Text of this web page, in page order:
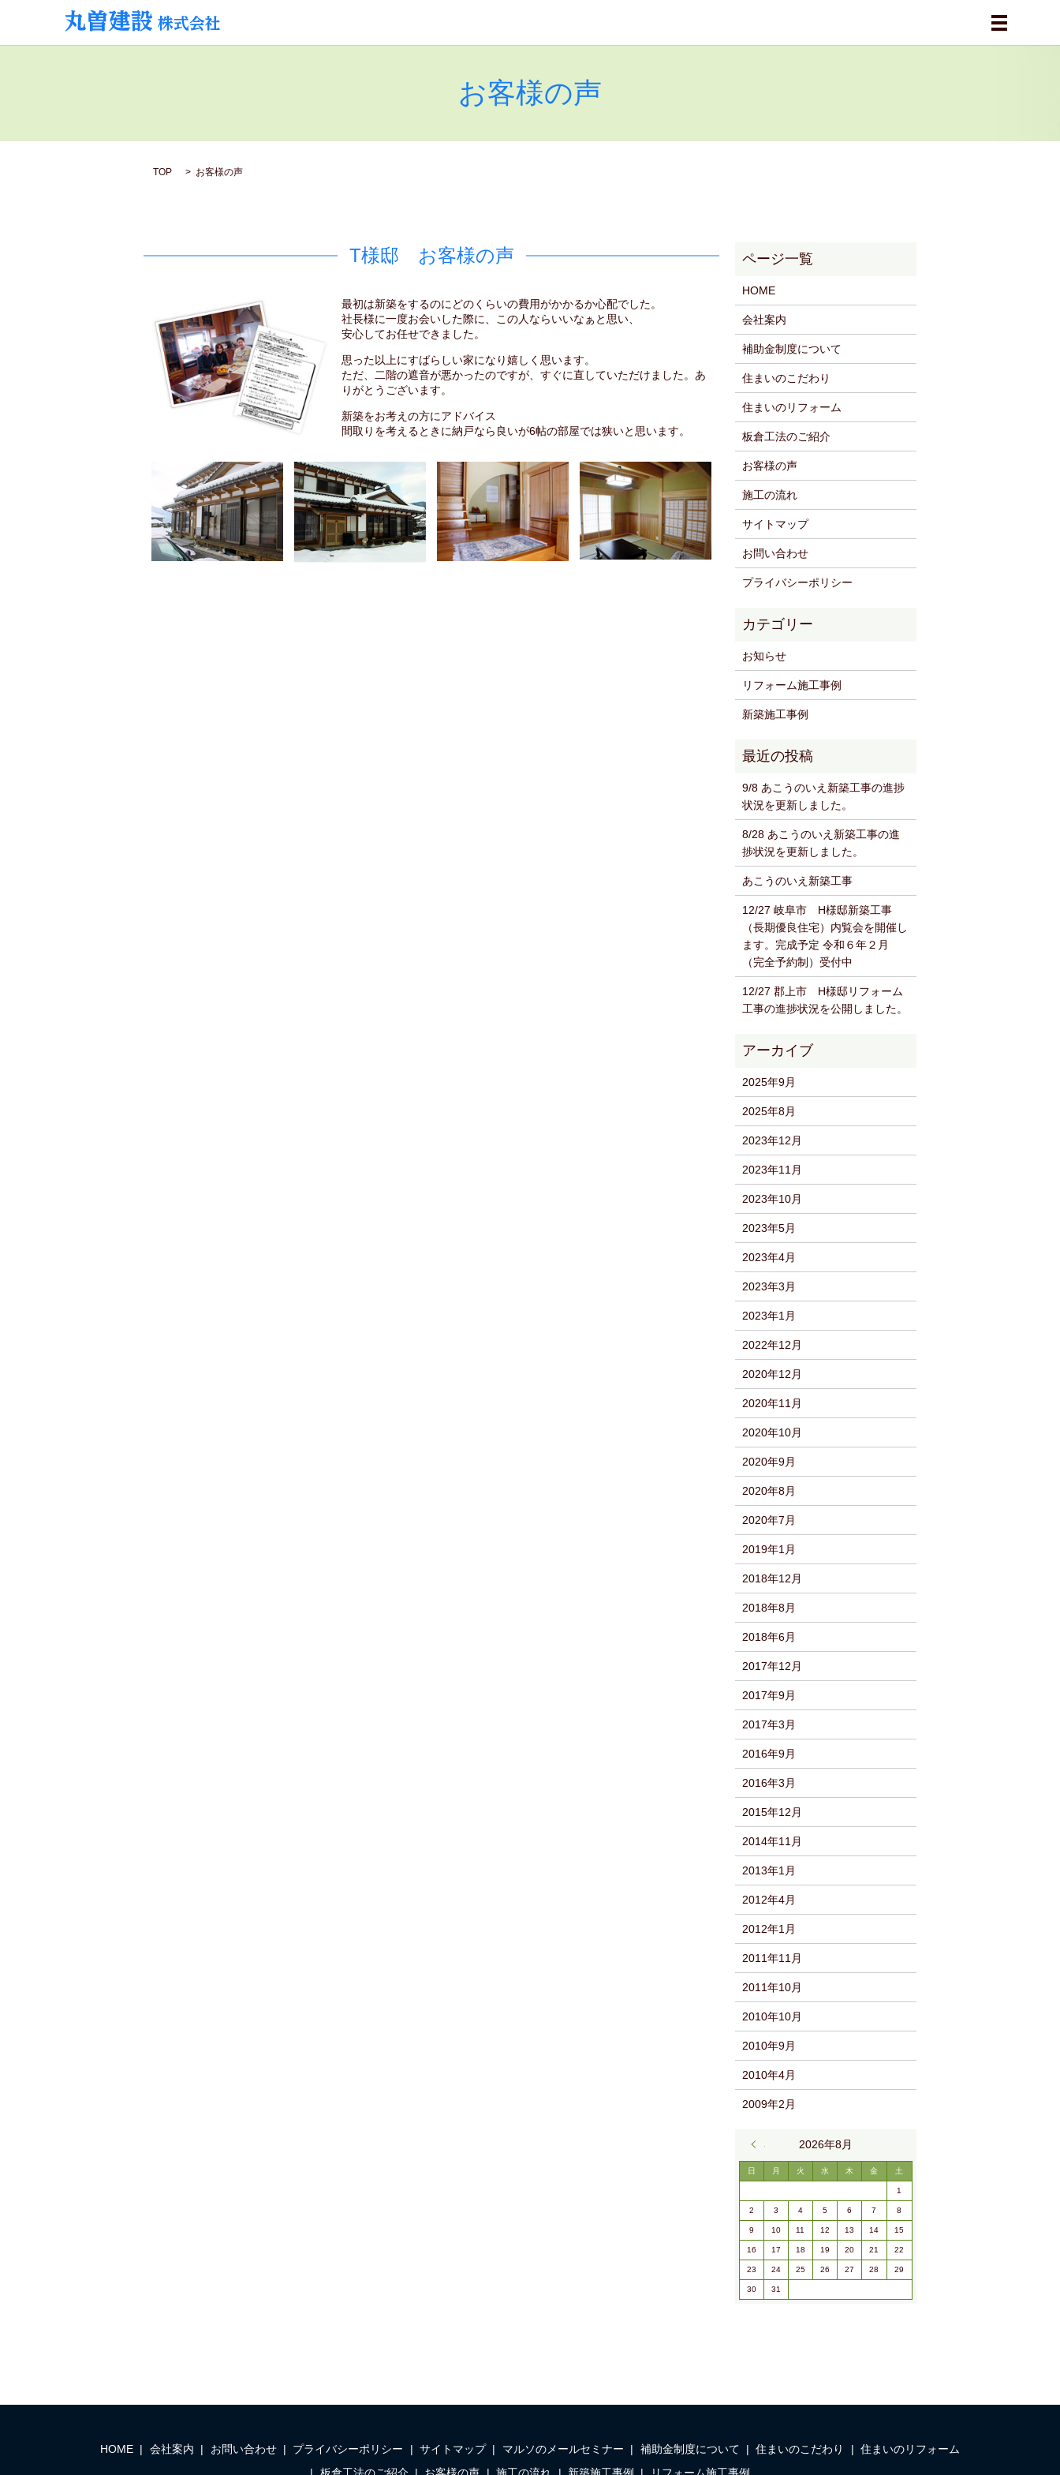
メニュー
お客様の声
TOP お客様の声
T様邸 お客様の声
最初は新築をするのにどのくらいの費用がかかるか心配でした。
社長様に一度お会いした際に、この人ならいいなぁと思い、
安心してお任せできました。
思った以上にすばらしい家になり嬉しく思います。
ただ、二階の遮音が悪かったのですが、すぐに直していただけました。あ
りがとうございます。
新築をお考えの方にアドバイス
間取りを考えるときに納戸なら良いが6帖の部屋では狭いと思います。
HOME
会社案内
補助金制度について
住まいのこだわり
住まいのリフォーム
板倉工法のご紹介
お客様の声
施工の流れ
サイトマップ
お問い合わせ
プライバシーポリシー
お知らせ
リフォーム施工事例
新築施工事例
9/8 あこうのいえ新築工事の進捗
状況を更新しました。
8/28 あこうのいえ新築工事の進
捗状況を更新しました。
あこうのいえ新築工事
12/27 岐阜市 H様邸新築工事
（長期優良住宅）内覧会を開催し
ます。完成予定 令和６年２月
（完全予約制）受付中
12/27 郡上市 H様邸リフォーム
工事の進捗状況を公開しました。
2025年9月
2025年8月
2023年12月
2023年11月
2023年10月
2023年5月
2023年4月
2023年3月
2023年1月
2022年12月
2020年12月
2020年11月
2020年10月
2020年9月
2020年8月
2020年7月
2019年1月
2018年12月
2018年8月
2018年6月
2017年12月
2017年9月
2017年3月
2016年9月
2016年3月
2015年12月
2014年11月
2013年1月
2012年4月
2012年1月
2011年11月
2011年10月
2010年10月
2010年9月
2010年4月
2009年2月
2026年8月
日 月 火 水 木 金 土
1
2 3 4 5 6 7 8
9 10 11 12 13 14 15
16 17 18 19 20 21 22
23 24 25 26 27 28 29
30 31
HOME 会社案内 お問い合わせ プライバシーポリシー サイトマップ マルソのメールセミナー 補助金制度について 住まいのこだわり
住まいのリフォーム